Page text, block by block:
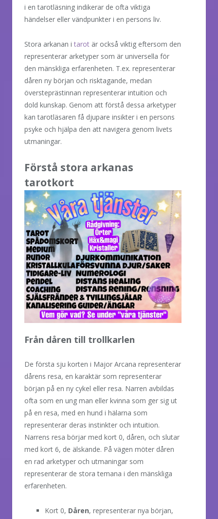
i en tarotläsning indikerar de ofta viktiga
händelser eller vändpunkter i en persons liv.
Stora arkanan i tarot är också viktig eftersom den
representerar arketyper som är universella för
den mänskliga erfarenheten. T.ex. representerar
dåren ny början och risktagande, medan
översteprästinnan representerar intuition och
dold kunskap. Genom att förstå dessa arketyper
kan tarotläsaren få djupare insikter i en persons
psyke och hjälpa den att navigera genom livets
utmaningar.
Förstå stora arkanas
tarotkort
Från dåren till trollkarlen
De första sju korten i Major Arcana representerar
dårens resa, en karaktär som representerar
början på en ny cykel eller resa. Narren avbildas
ofta som en ung man eller kvinna som ger sig ut
på en resa, med en hund i hälarna som
representerar deras instinkter och intuition.
Narrens resa börjar med kort 0, dåren, och slutar
med kort 6, de älskande. På vägen möter dåren
en rad arketyper och utmaningar som
representerar de stora temana i den mänskliga
erfarenheten.
Kort 0, Dåren, representerar nya början,